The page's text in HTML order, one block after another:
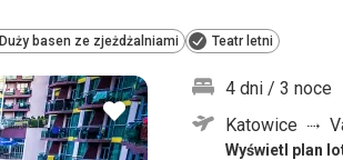
Duży basen ze zjeżdżalniami Teatr letni
dodaj
do
ulubionych
4 dni / 3 noce
Katowice
Wyświetl plan